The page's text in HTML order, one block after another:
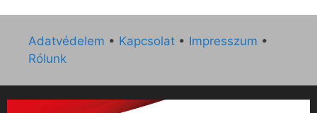
Adatvédelem • Kapcsolat • Impresszum •
Rólunk